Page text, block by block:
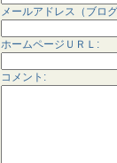
メールアドレス（ブロ
ホームページＵＲＬ:
コメント: